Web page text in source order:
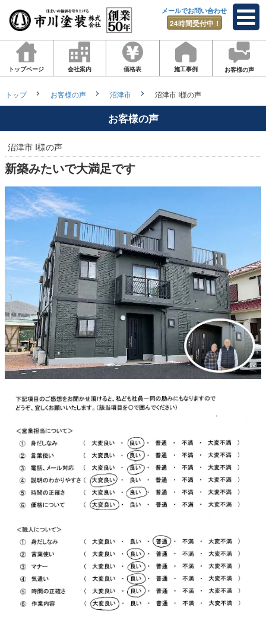
メールでお問い合わせ
24時間受付中！
トップページ 会社案内 価格表 施工事例 お客様の声
トップ お客様の声 沼津市 沼津市 I様の声
お客様の声
沼津市 I様の声
新築みたいで大満足です